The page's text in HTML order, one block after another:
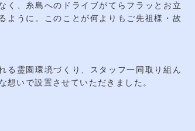
く、糸島へのドライブがてらフラッとお立
ように。このことが何よりもご先祖様・故
る霊園環境づくり、スタッフ一同取り組ん
想いで設置させていただきました。